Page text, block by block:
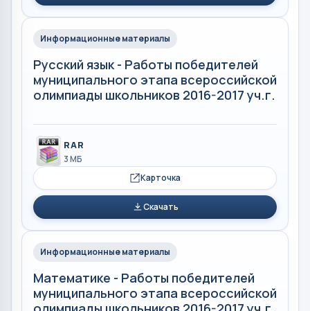
Информационные материалы
Русский язык - Работы победителей
муниципального этапа всероссийской
олимпиады школьников 2016-2017 уч.г.
RAR
3 МБ
Карточка
Скачать
Информационные материалы
Математике - Работы победителей
муниципального этапа всероссийской